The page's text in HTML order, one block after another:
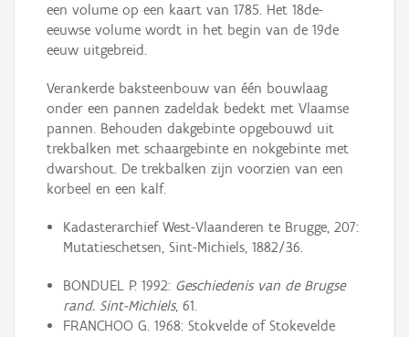
een volume op een kaart van 1785. Het 18de-
eeuwse volume wordt in het begin van de 19de
eeuw uitgebreid.
Verankerde baksteenbouw van één bouwlaag
onder een pannen zadeldak bedekt met Vlaamse
pannen. Behouden dakgebinte opgebouwd uit
trekbalken met schaargebinte en nokgebinte met
dwarshout. De trekbalken zijn voorzien van een
korbeel en een kalf.
Kadasterarchief West-Vlaanderen te Brugge, 207:
Mutatieschetsen, Sint-Michiels, 1882/36.
BONDUEL P. 1992: Geschiedenis van de Brugse
rand. Sint-Michiels, 61.
FRANCHOO G. 1968: Stokvelde of Stokevelde